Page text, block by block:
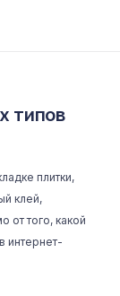
типов
плитки,
клей,
от того, какой
интернет-